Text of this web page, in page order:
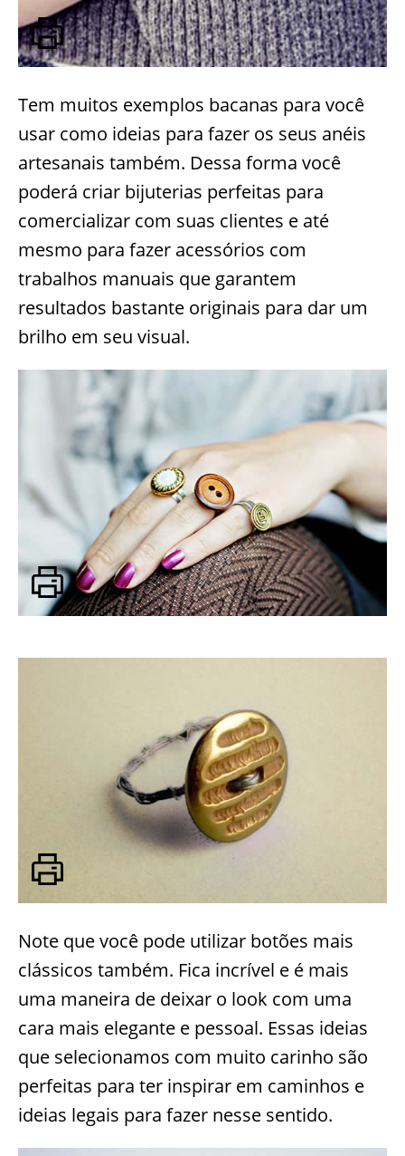
Tem muitos exemplos bacanas para você
usar como ideias para fazer os seus anéis
artesanais também. Dessa forma você
poderá criar bijuterias perfeitas para
comercializar com suas clientes e até
mesmo para fazer acessórios com
trabalhos manuais que garantem
resultados bastante originais para dar um
brilho em seu visual.
Note que você pode utilizar botões mais
clássicos também. Fica incrível e é mais
uma maneira de deixar o look com uma
cara mais elegante e pessoal. Essas ideias
que selecionamos com muito carinho são
perfeitas para ter inspirar em caminhos e
ideias legais para fazer nesse sentido.